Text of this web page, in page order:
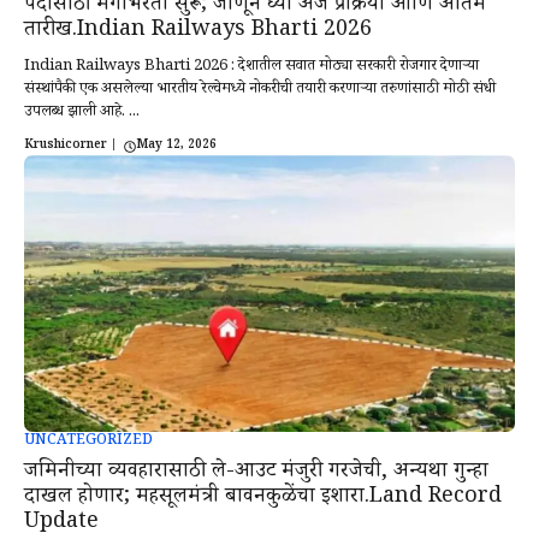
तारीख.Indian Railways Bharti 2026
Indian Railways Bharti 2026 : देशातील सर्वात मोठ्या सरकारी रोजगार देणाऱ्या
संस्थांपैकी एक असलेल्या भारतीय रेल्वेमध्ये नोकरीची तयारी करणाऱ्या तरुणांसाठी मोठी संधी
उपलब्ध झाली आहे. ...
Krushicorner | May 12, 2026
UNCATEGORIZED
जमिनीच्या व्यवहारासाठी ले-आउट मंजुरी गरजेची, अन्यथा गुन्हा
दाखल होणार; महसूलमंत्री बावनकुळेंचा इशारा.Land Record
Update